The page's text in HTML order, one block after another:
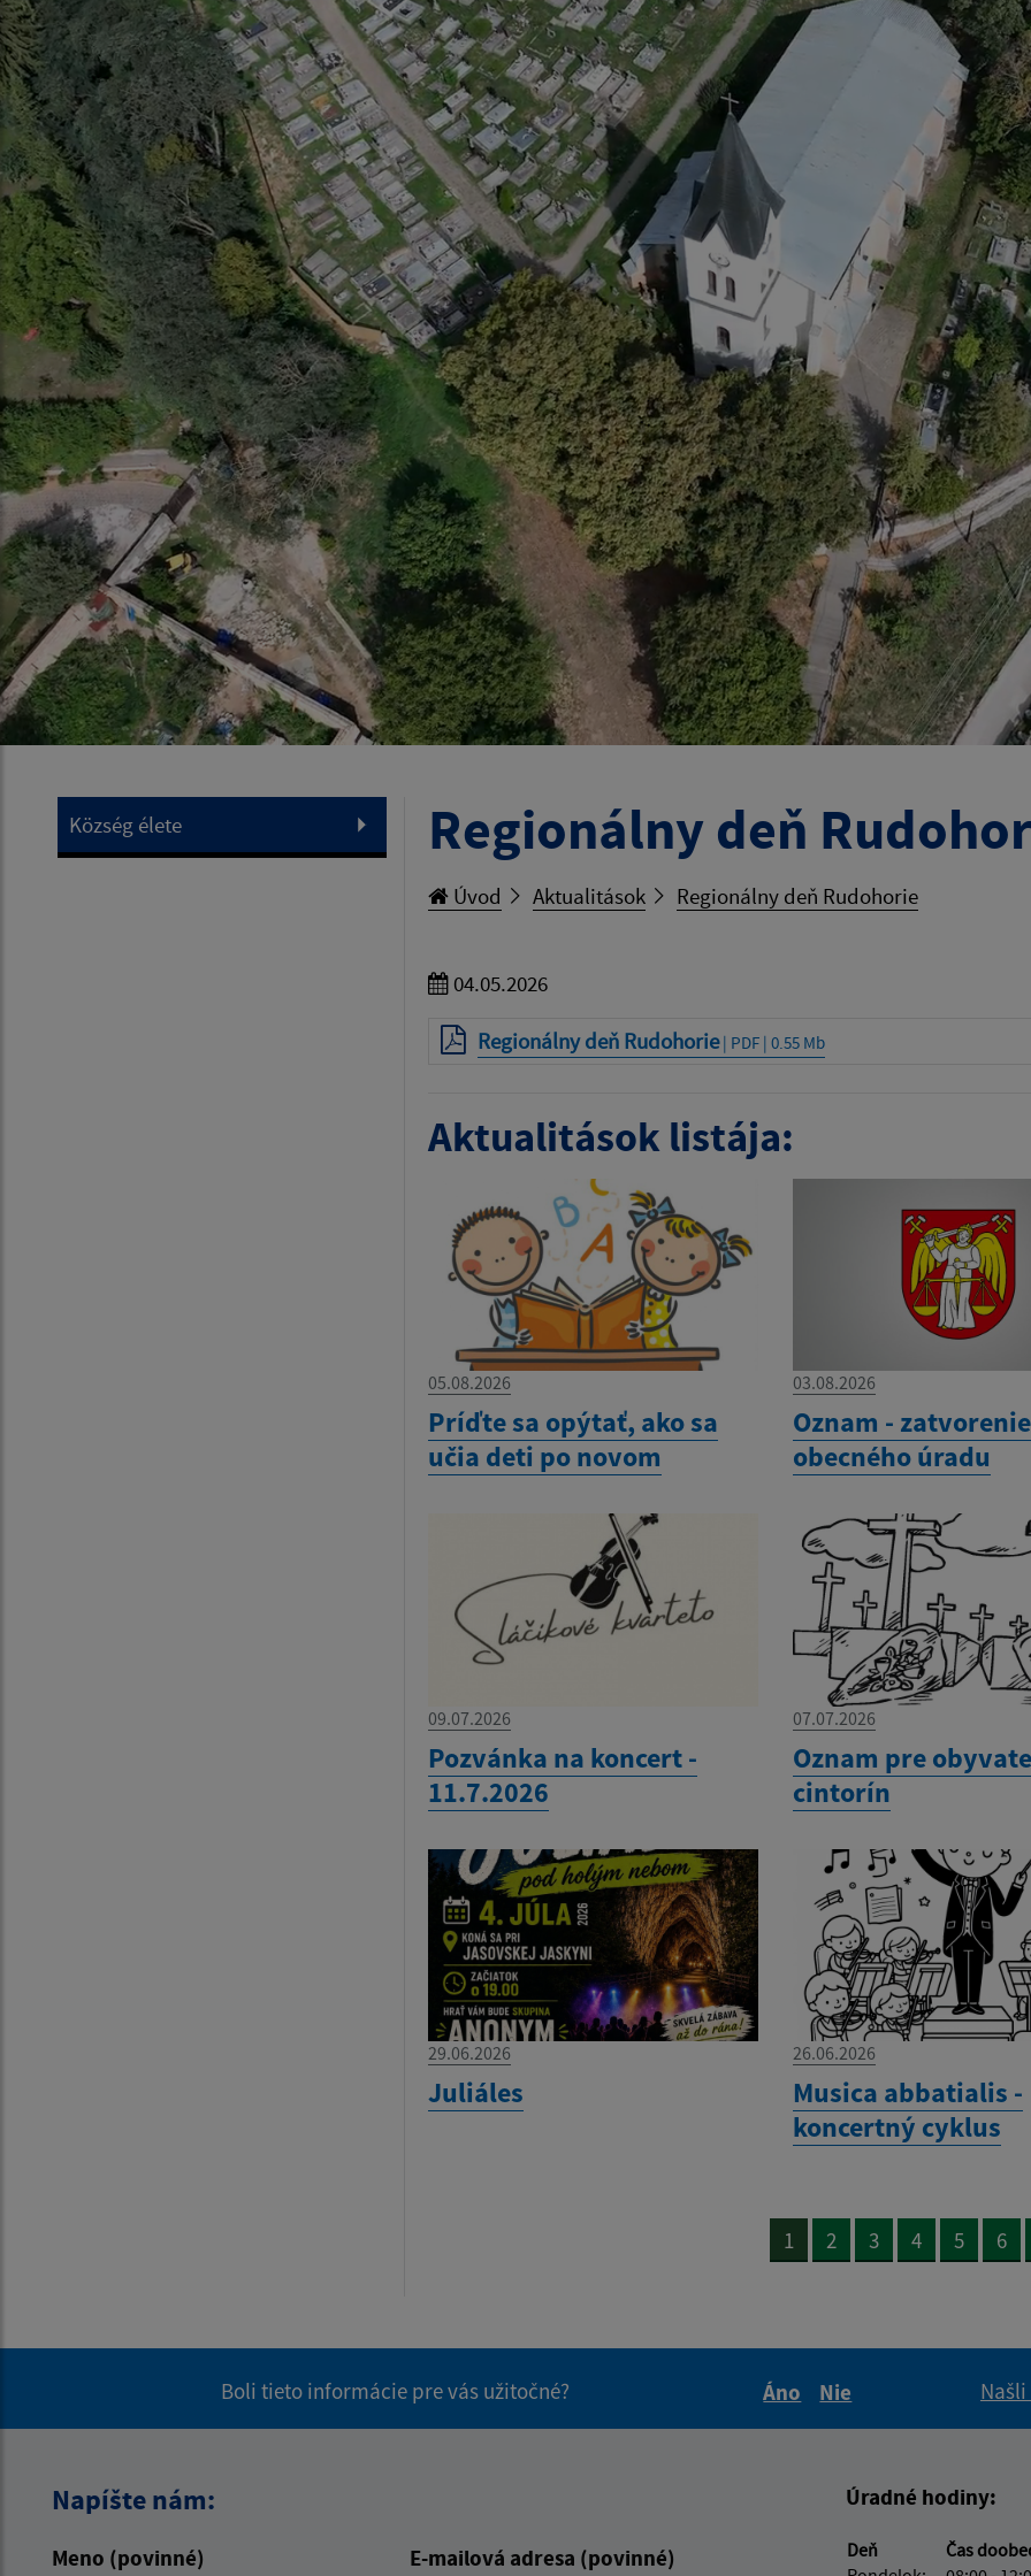
Község élete Regionálny deň
Úvod Aktualitások Regionálny deň Rudohorie
04.05.2026
Regionálny deň Rudohorie| PDF | 0.55 Mb
Aktualitások listája:
05.08.2026
Príďte sa opýtať, ako sa
učia deti po novom
03.08.2026
Oznam - zatvorenie
obecného úradu
09.07.2026
Pozvánka na koncert -
11.7.2026
07.07.2026
Oznam pre
cintorín
29.06.2026
Juliáles
26.06.2026
Musica abbatialis -
koncertný cyklus
1 2 3 4 5 6
Boli tieto informácie pre vás užitočné?
Áno
Nie
Napíšte nám:
Meno (povinné) E-mailová adresa (povinné)
Úradné hodiny:
Deň
Čas